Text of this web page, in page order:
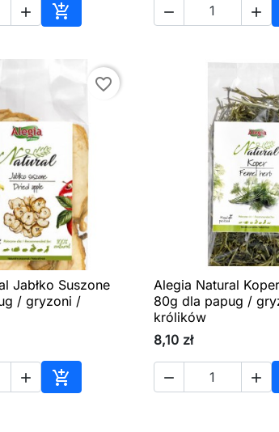
 
Dodaj do koszyka
 
favorite_border
podgląd
Jabłko Suszone
/ gryzoni /
 
Dodaj do koszyka
 Szybki
Alegia Natural
80g dla papug /
królików
8,10 zł
 